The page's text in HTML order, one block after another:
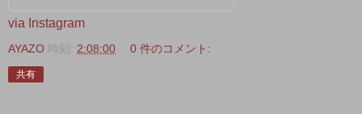
via Instagram
AYAZO 時刻: 2:08:00 0 件のコメント:
共有